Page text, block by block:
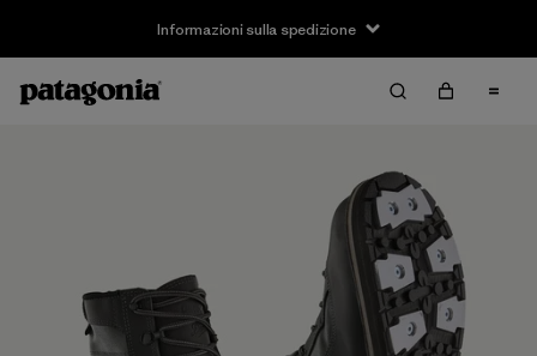
Informazioni sulla spedizione